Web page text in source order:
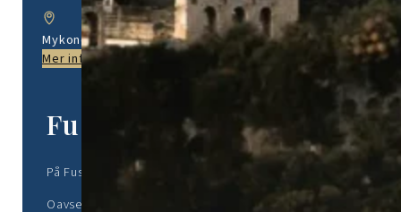
Mykonos, Tourlos
Mer information
Fusion-fördelen
På Fusion Consultancy kombinerar vi lokal grekisk
Oavsett om du investerar, flyttar eller startar ett företag,